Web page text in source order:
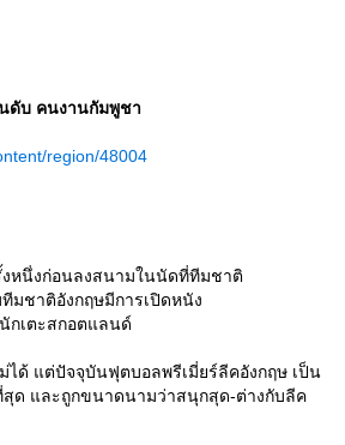
บ คนงานกัมพูชา
region/48004
งหนึ่งก่อนลงสนามในนัดที่ทีมชาติ
มชาติอังกฤษมีการเปิดหนัง
กเตะสกอตแลนด์
ได้ แต่ปัจจุบันฟุตบอลพรีเมี่ยร์ลีคอังกฤษ เป็น
ด และถูกขนาดนามว่าสนุกสุด-ต่างกับลีค